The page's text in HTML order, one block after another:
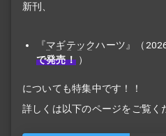
新刊、
『マギテックハーツ』（
で発売！ ）
についても特集中です！！
詳しくは以下のページをご覧く